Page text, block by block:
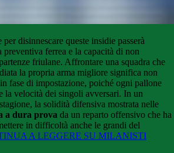
disinnescare queste insidie passerà
preventiva ferrea e la capacità di non
friulane. Affrontare una squadra che
la propria arma migliore significa non
fase di impostazione, poiché ogni pallone
la velocità dei singoli avversari. In un
la solidità difensiva mostrata nelle
a dura prova da un reparto offensivo che ha
in difficoltà anche le grandi del
A LEGGERE SU MILANISTI